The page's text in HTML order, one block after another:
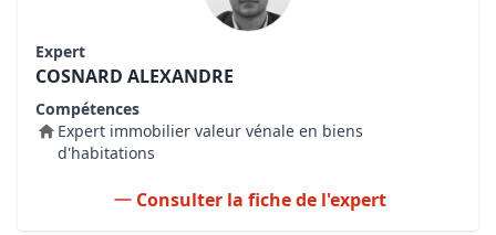
Expert
COSNARD ALEXANDRE
Compétences
Expert immobilier valeur vénale en biens
d'habitations
Consulter la fiche de l'expert